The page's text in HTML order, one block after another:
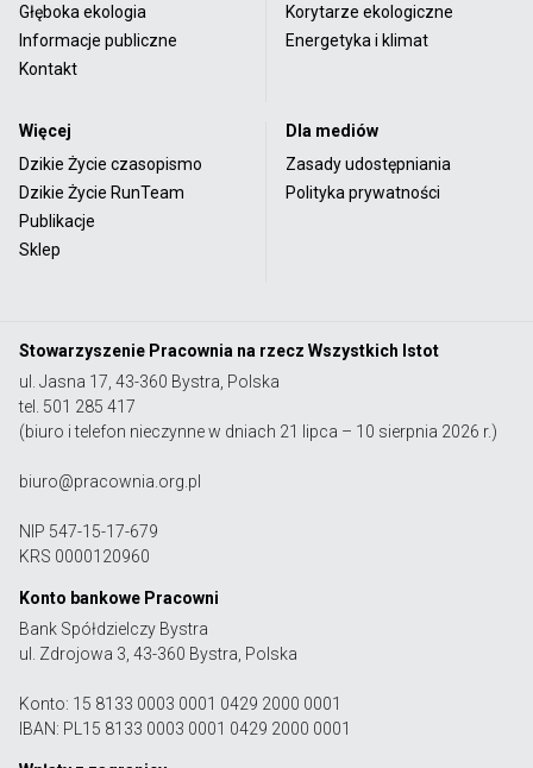
Głęboka ekologia
Informacje publiczne
Kontakt
Korytarze ekologiczne
Energetyka i klimat
Więcej
Dzikie Życie czasopismo
Dzikie Życie RunTeam
Publikacje
Sklep
Dla mediów
Zasady udostępniania
Polityka prywatności
Stowarzyszenie Pracownia na rzecz Wszystkich Istot
ul. Jasna 17, 43-360 Bystra, Polska
tel. 501 285 417
(biuro i telefon nieczynne w dniach 21 lipca – 10 sierpnia 2026 r.)
biuro@pracownia.org.pl
NIP 547-15-17-679
KRS 0000120960
Konto bankowe Pracowni
Bank Spółdzielczy Bystra
ul. Zdrojowa 3, 43-360 Bystra, Polska
Konto: 15 8133 0003 0001 0429 2000 0001
IBAN: PL15 8133 0003 0001 0429 2000 0001